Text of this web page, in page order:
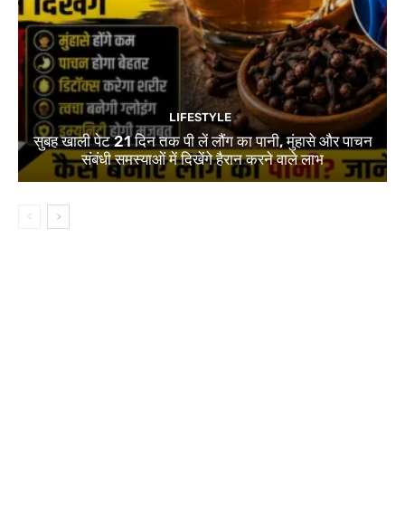
LIFESTYLE
सुबह खाली पेट 21 दिन तक पी लें लौंग का पानी, मुंहासे और पाचन
संबंधी समस्याओं में दिखेंगे हैरान करने वाले लाभ